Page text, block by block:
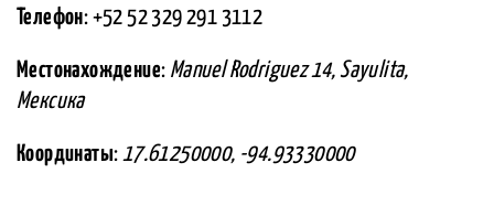
Телефон: +52 52 329 291 3112
Местонахождение: Manuel Rodriguez 14, Sayulita,
Мексика
Координаты: 17.61250000, -94.93330000